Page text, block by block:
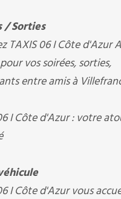
/ Sorties
TAXIS 06 I Côte d'Azur
vos soirées, sorties,
entre amis à
I Côte d'Azur : votre
I Côte d'Azur vous